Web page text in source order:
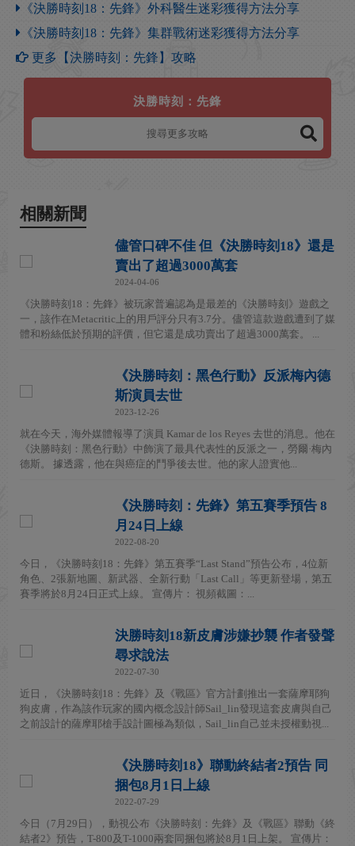
《決勝時刻18：先鋒》外科醫生迷彩獲得方法分享
《決勝時刻18：先鋒》集群戰術迷彩獲得方法分享
更多【決勝時刻：先鋒】攻略
決勝時刻：先鋒
相關新聞
儘管口碑不佳 但《決勝時刻18》還是
賣出了超過3000萬套
2024-04-06
《決勝時刻18：先鋒》被玩家普遍認為是最差的《決勝時刻》遊戲之
一，該作在Metacritic上的用戶評分只有3.7分。儘管這款遊戲遭到了媒
體和粉絲低於預期的評價，但它還是成功賣出了超過3000萬套。 ...
《決勝時刻：黑色行動》反派梅內德
斯演員去世
2023-12-26
就在今天，海外媒體報導了演員 Kamar de los Reyes 去世的消息。他在
《決勝時刻：黑色行動》中飾演了最具代表性的反派之一，勞爾·梅內
德斯。 據透露，他在與癌症的鬥爭後去世。他的家人證實他...
《決勝時刻：先鋒》第五賽季預告 8
月24日上線
2022-08-20
今日，《決勝時刻18：先鋒》第五賽季“Last Stand”預告公布，4位新
角色、2張新地圖、新武器、全新行動「Last Call」等更新登場，第五
賽季將於8月24日正式上線。 宣傳片： 視頻截圖：...
決勝時刻18新皮膚涉嫌抄襲 作者發聲
尋求說法
2022-07-30
近日，《決勝時刻18：先鋒》及《戰區》官方計劃推出一套薩摩耶狗
狗皮膚，作為該作玩家的國內概念設計師Sail_lin發現這套皮膚與自己
之前設計的薩摩耶槍手設計圖極為類似，Sail_lin自己並未授權動視...
《決勝時刻18》聯動終結者2預告 同
捆包8月1日上線
2022-07-29
今日（7月29日），動視公布《決勝時刻：先鋒》及《戰區》聯動《終
結者2》預告，T-800及T-1000兩套同捆包將於8月1日上架。 宣傳片：